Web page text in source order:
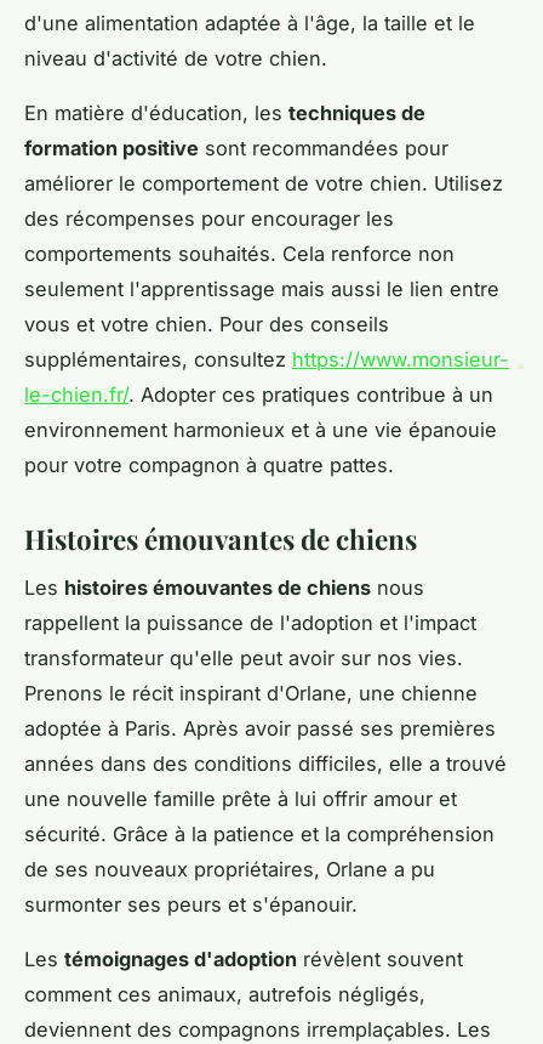
d'une alimentation adaptée à l'âge, la taille et le
niveau d'activité de votre chien.
En matière d'éducation, les techniques de
formation positive sont recommandées pour
améliorer le comportement de votre chien. Utilisez
des récompenses pour encourager les
comportements souhaités. Cela renforce non
seulement l'apprentissage mais aussi le lien entre
vous et votre chien. Pour des conseils
supplémentaires, consultez https://www.monsieur-
le-chien.fr/. Adopter ces pratiques contribue à un
environnement harmonieux et à une vie épanouie
pour votre compagnon à quatre pattes.
Histoires émouvantes de chiens
Les histoires émouvantes de chiens nous
rappellent la puissance de l'adoption et l'impact
transformateur qu'elle peut avoir sur nos vies.
Prenons le récit inspirant d'Orlane, une chienne
adoptée à Paris. Après avoir passé ses premières
années dans des conditions difficiles, elle a trouvé
une nouvelle famille prête à lui offrir amour et
sécurité. Grâce à la patience et la compréhension
de ses nouveaux propriétaires, Orlane a pu
surmonter ses peurs et s'épanouir.
Les témoignages d'adoption révèlent souvent
comment ces animaux, autrefois négligés,
deviennent des compagnons irremplaçables. Les